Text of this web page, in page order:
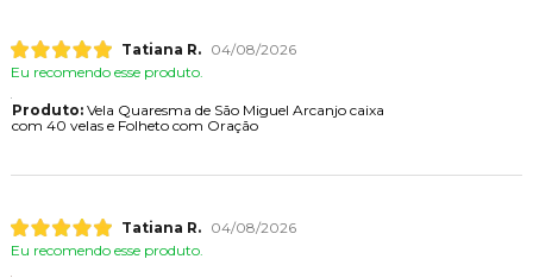
Tatiana R.
04/08/2026
Eu recomendo esse produto.
Produto:Vela Quaresma de São Miguel Arcanjo caixa
com 40 velas e Folheto com Oração
Tatiana R.
04/08/2026
Eu recomendo esse produto.